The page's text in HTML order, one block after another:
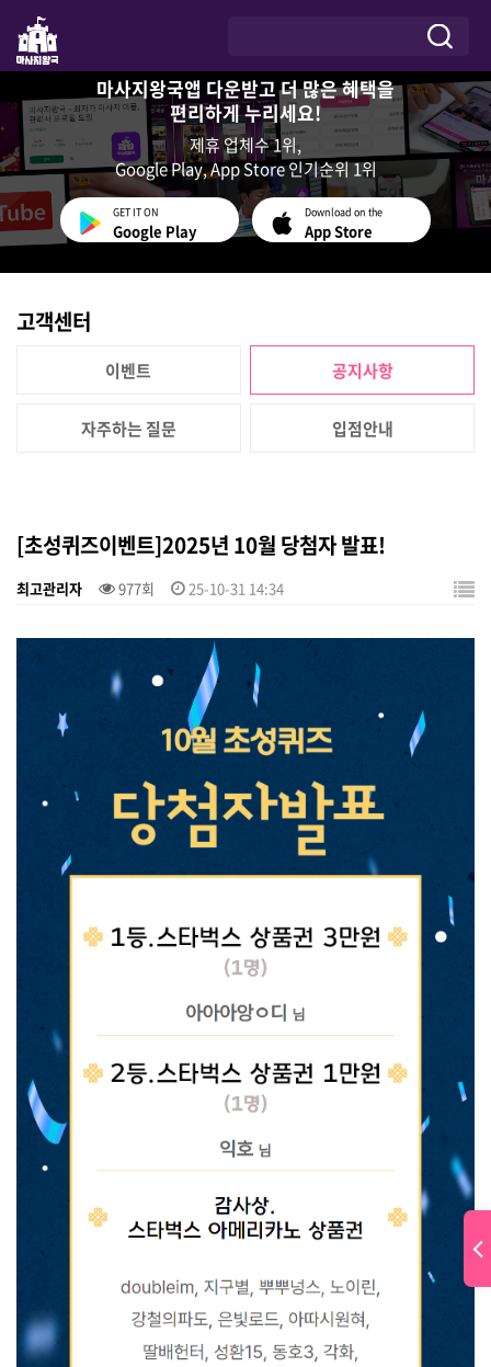
마사지왕국앱 다운받고 더 많은 혜택을
편리하게 누리세요!
제휴 업체수 1위,
Google Play, App Store 인기순위 1위
GET IT ON
Google Play
Download on the
App Store
고객센터
이벤트 공지사항
자주하는 질문 입점안내
[초성퀴즈이벤트]2025년 10월 당첨자 발표!
최고관리자 977회 25-10-31 14:34